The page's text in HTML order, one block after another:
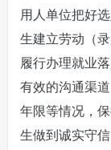
用人单位把好
生建立劳动（
履行办理就业
有效的沟通渠
年限等情况，
生做到诚实守